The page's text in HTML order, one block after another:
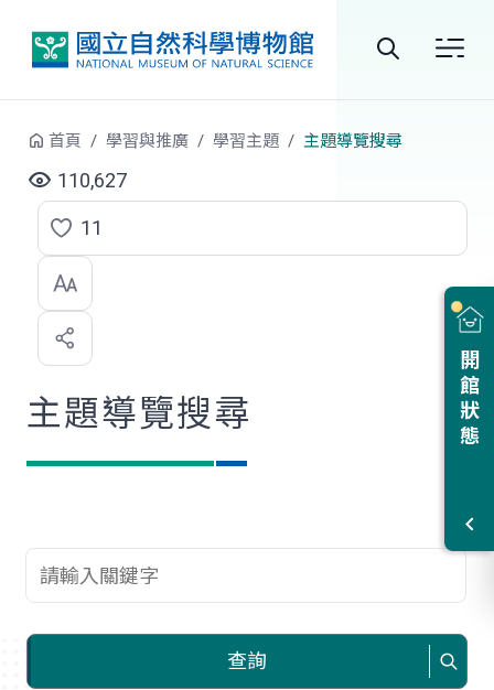
站
尋
開館狀態
首頁 學習與推廣 學習主題 主題導覽搜尋
110,627
點
選
喜
歡
11
主題導覽搜尋
查詢關鍵字
查詢